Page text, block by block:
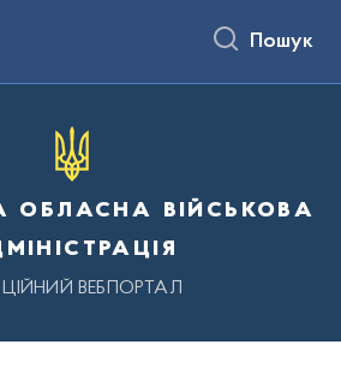
Пошук
обласна військова
ВЕБПОРТАЛ